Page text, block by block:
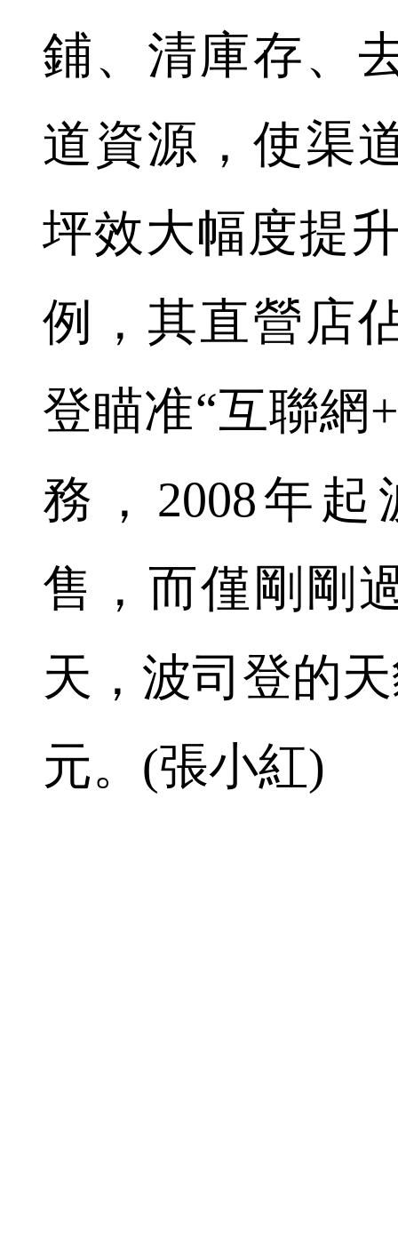
鋪、清庫存、
道資源，使渠
坪效大幅度提
例，其直營店
登瞄准“互聯網
務，2008年
售，而僅剛剛
天，波司登的
元。(張小紅)